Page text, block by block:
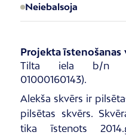
Neiebalsoja
Projekta īstenošanas
Tilta iela b/n
01000160143).
Alekša skvērs ir
pilsētas skvērs.
tika īstenots